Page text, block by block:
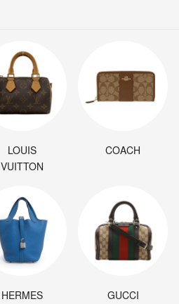
LOUIS
VUITTON
COACH
HERMES GUCCI